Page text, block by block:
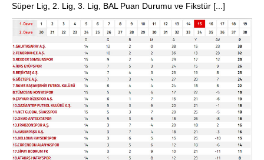
Süper Lig, 2. Lig, 3. Lig, BAL Puan Durumu ve Fikstür [...]